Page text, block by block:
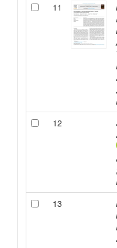
11
12
13